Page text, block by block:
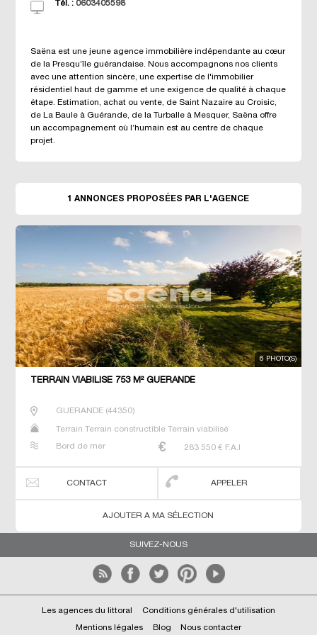
Tél. : 0603405598
Saëna est une jeune agence immobilière indépendante au cœur
de la Presqu’île guérandaise. Nous accompagnons nos clients
avec une attention sincère, une expertise de l'immobilier
résidentiel haut de gamme et une exigence de qualité à chaque
étape. Estimation, achat ou vente, de Saint Nazaire au Croisic,
de La Baule à Guérande, de la Turballe à Mesquer, Saëna offre
un accompagnement où l’humain est au centre de chaque
projet.
1 ANNONCES PROPOSÉES PAR L'AGENCE
6 PHOTO(S)
TERRAIN VIABILISE 753 M² GUERANDE
GUERANDE(44350)
Terrain Terrain constructible Terrain viabilisé
Bord de mer 283 550 € F.A.I
CONTACT APPELER
AJOUTER A MA SÉLECTION
SUIVEZ-NOUS
Les agences du littoral Conditions générales d'utilisation
Mentions légales Blog Nous contacter